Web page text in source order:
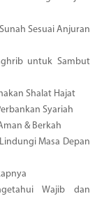
Sesuai Anjuran
untuk Sambut
Shalat Hajat
Syariah
& Berkah
Masa Depan
Wajib dan